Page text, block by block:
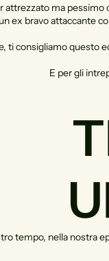
attrezzato ma pessimo
ex bravo attaccante
ti consigliamo questo
E per gli
tempo, nella nostra